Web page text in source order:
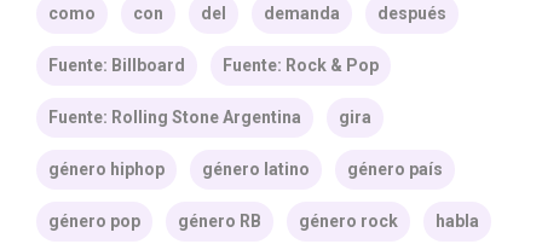
como con del demanda después
Fuente: Billboard Fuente: Rock & Pop
Fuente: Rolling Stone Argentina gira
género hiphop género latino género país
género pop género RB género rock habla